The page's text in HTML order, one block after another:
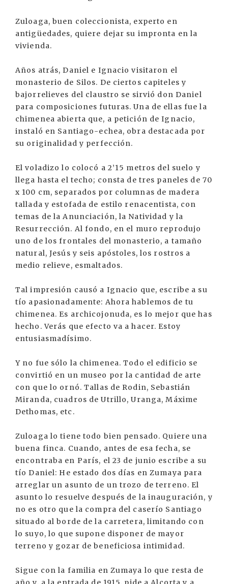
Zuloaga, buen coleccionista, experto en
antigüedades, quiere dejar su impronta en la
vivienda.
Años atrás, Daniel e Ignacio visitaron el
monasterio de Silos. De ciertos capiteles y
bajorrelieves del claustro se sirvió don Daniel
para composiciones futuras. Una de ellas fue la
chimenea abierta que, a petición de Ignacio,
instaló en Santiago-echea, obra destacada por
su originalidad y perfección.
El voladizo lo colocó a 2’15 metros del suelo y
llega hasta el techo; consta de tres paneles de 70
x 100 cm, separados por columnas de madera
tallada y estofada de estilo renacentista, con
temas de la Anunciación, la Natividad y la
Resurrección. Al fondo, en el muro reprodujo
uno de los frontales del monasterio, a tamaño
natural, Jesús y seis apóstoles, los rostros a
medio relieve, esmaltados.
Tal impresión causó a Ignacio que, escribe a su
tío apasionadamente: Ahora hablemos de tu
chimenea. Es archicojonuda, es lo mejor que has
hecho. Verás que efecto va a hacer. Estoy
entusiasmadísimo.
Y no fue sólo la chimenea. Todo el edificio se
convirtió en un museo por la cantidad de arte
con que lo ornó. Tallas de Rodin, Sebastián
Miranda, cuadros de Utrillo, Uranga, Máxime
Dethomas, etc.
Zuloaga lo tiene todo bien pensado. Quiere una
buena finca. Cuando, antes de esa fecha, se
encontraba en París, el 23 de junio escribe a su
tío Daniel: He estado dos días en Zumaya para
arreglar un asunto de un trozo de terreno. El
asunto lo resuelve después de la inauguración, y
no es otro que la compra del caserío Santiago
situado al borde de la carretera, limitando con
lo suyo, lo que supone disponer de mayor
terreno y gozar de beneficiosa intimidad.
Sigue con la familia en Zumaya lo que resta de